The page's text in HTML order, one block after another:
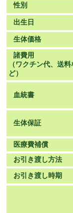
性別
出生日
生体価格
諸費用
（ワクチン代、送料
ど）
血統書
生体保証
医療費補償
お引き渡し方法
お引き渡し時期